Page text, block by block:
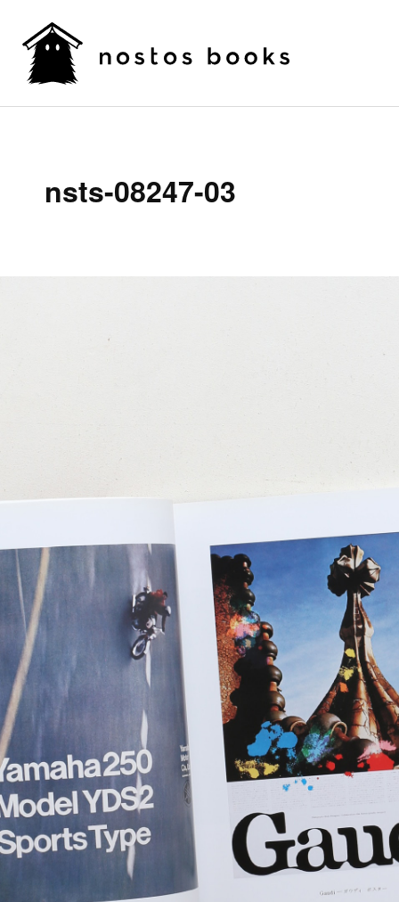
nsts-08247-03